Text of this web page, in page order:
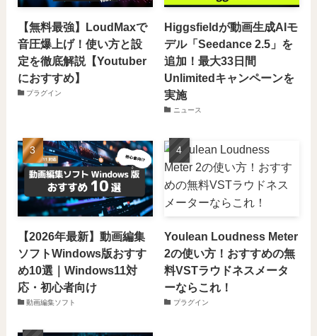
【無料最強】LoudMaxで
音圧爆上げ！使い方と設
定を徹底解説【Youtuber
におすすめ】
プラグイン
Higgsfieldが動画生成AIモ
デル「Seedance 2.5」を
追加！最大33日間
Unlimitedキャンペーンを
実施
ニュース
【2026年最新】動画編集
ソフトWindows版おすす
め10選｜Windows11対
応・初心者向け
動画編集ソフト
Youlean Loudness Meter
2の使い方！おすすめの無
料VSTラウドネスメータ
ーならこれ！
プラグイン